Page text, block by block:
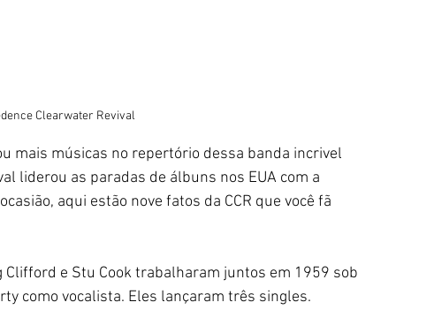
Clearwater Revival
mais músicas no repertório dessa banda incrivel
liderou as paradas de álbuns nos EUA com a
aqui estão nove fatos da CCR que você fã
Clifford e Stu Cook trabalharam juntos em 1959 sob
como vocalista. Eles lançaram três singles.